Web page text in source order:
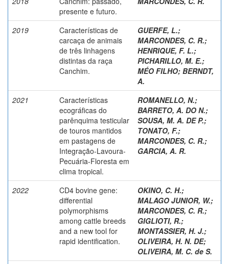
presente e futuro.
2019
Características de
carcaça de animais
de três linhagens
distintas da raça
Canchim.
GUERFE, L.;
MARCONDES, C. R.;
HENRIQUE, F. L.;
PICHARILLO, M. E.;
MÉO FILHO; BERNDT,
A.
2021
Características
ecográficas do
parênquima testicular
de touros mantidos
em pastagens de
Integração-Lavoura-
Pecuária-Floresta em
clima tropical.
ROMANELLO, N.;
BARRETO, A. DO N.;
SOUSA, M. A. DE P.;
TONATO, F.;
MARCONDES, C. R.;
GARCIA, A. R.
2022
CD4 bovine gene:
differential
polymorphisms
among cattle breeds
and a new tool for
rapid identification.
OKINO, C. H.;
MALAGO JUNIOR, W.;
MARCONDES, C. R.;
GIGLIOTI, R.;
MONTASSIER, H. J.;
OLIVEIRA, H. N. DE;
OLIVEIRA, M. C. de S.